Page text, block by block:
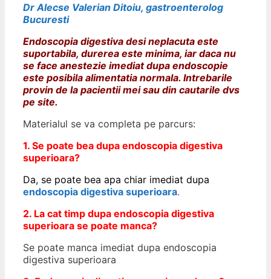
Dr Alecse Valerian Ditoiu, gastroenterolog
Bucuresti
Endoscopia digestiva desi neplacuta este
suportabila, durerea este minima, iar daca nu
se face anestezie imediat dupa endoscopie
este posibila alimentatia normala. Intrebarile
provin de la pacientii mei sau din cautarile dvs
pe site.
Materialul se va completa pe parcurs:
1. Se poate bea dupa endoscopia digestiva
superioara?
Da, se poate bea apa chiar imediat dupa
endoscopia digestiva superioara.
2. La cat timp dupa endoscopia digestiva
superioara se poate manca?
Se poate manca imediat dupa endoscopia
digestiva superioara